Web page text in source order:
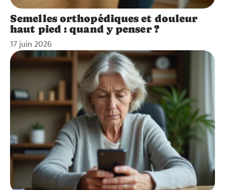
Semelles orthopédiques et douleur
haut pied : quand y penser ?
17 juin 2026